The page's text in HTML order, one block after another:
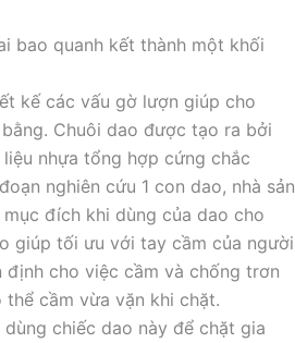
bao quanh kết thành một khối
kế các vấu gờ lượn giúp cho
Chuôi dao được tạo ra bởi
nhựa tổng hợp cứng chắc
nghiên cứu 1 con dao, nhà sản
đích khi dùng của dao cho
giúp tối ưu với tay cầm của người
cho việc cầm và chống trơn
cầm vừa vặn khi chặt.
chiếc dao này để chặt gia